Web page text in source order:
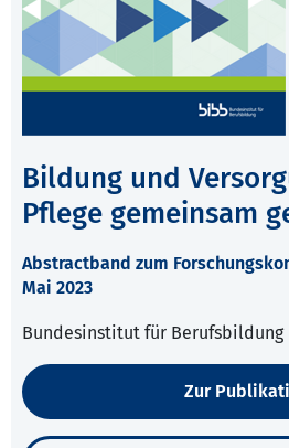
Bildung und
Pflege gemeinsam
Abstractband zum
Mai 2023
Bundesinstitut für Berufsbildung
Zur